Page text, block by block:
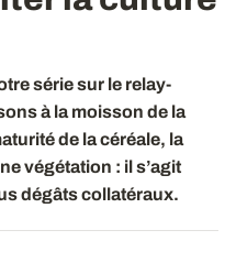
série sur le relay-
à la moisson de la
de la céréale, la
végétation : il s’agit
dégâts collatéraux.